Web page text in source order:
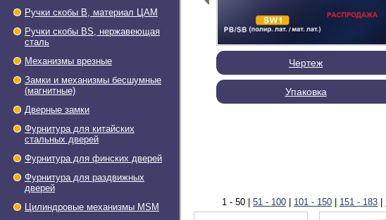
Ручки скобы В, материал ЦАМ
Ручки скобы BS, нержавеющая
сталь
Механизмы врезные
Замки и механизмы бесшумные
(магнитные)
Дверные замки
Фурнитура для китайских
стальных дверей
Фурнитура для финских дверей
Фурнитура для раздвижных
дверей
Цилиндровые механизмы MSM
Чертеж
Упаковка
1 - 50 51 - 100 101 - 150 151 - 183